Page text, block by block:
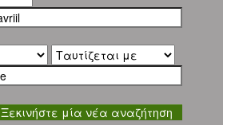
Ξεκινήστε μία νέα αναζήτηση